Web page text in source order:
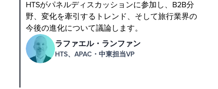
HTSがパネルディスカッションに参加し、B2B分
野、変化を牽引するトレンド、そして旅行業界の
今後の進化について議論します。
ラファエル・ランファン
HTS、APAC・中東担当VP